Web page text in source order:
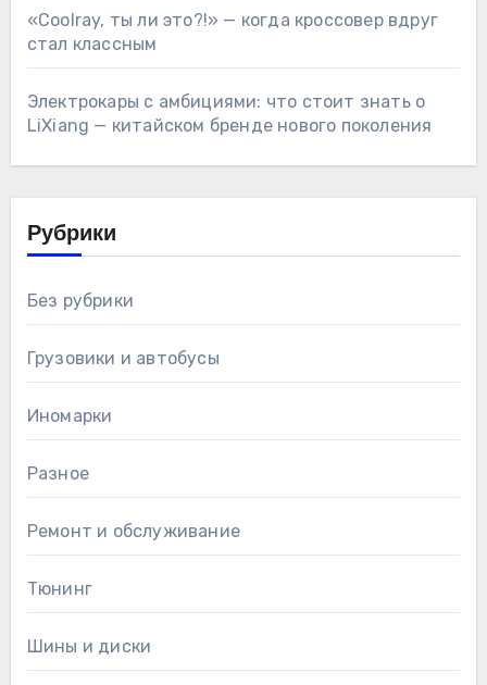
«Coolray, ты ли это?!» — когда кроссовер вдруг
стал классным
Электрокары с амбициями: что стоит знать о
LiXiang — китайском бренде нового поколения
Рубрики
Без рубрики
Грузовики и автобусы
Иномарки
Разное
Ремонт и обслуживание
Тюнинг
Шины и диски